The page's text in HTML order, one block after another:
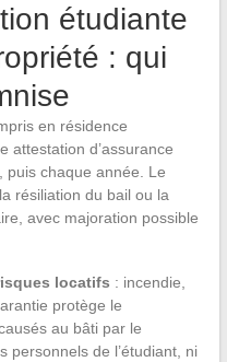
étudiante
: qui
en résidence
attestation d’assurance
puis chaque année. Le
résiliation du bail ou la
avec majoration possible
locatifs : incendie,
protège le
au bâti par le
personnels de l’étudiant, ni